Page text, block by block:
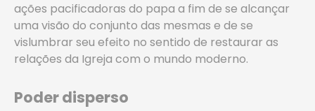
ações pacificadoras do papa a fim de se alcançar
uma visão do conjunto das mesmas e de se
vislumbrar seu efeito no sentido de restaurar as
relações da Igreja com o mundo moderno.
Poder disperso